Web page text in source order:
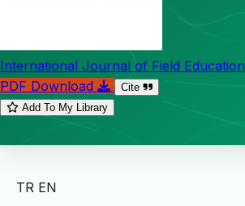
International Journal of Field Education
PDF Download
Cite
Add To My Library
TR EN